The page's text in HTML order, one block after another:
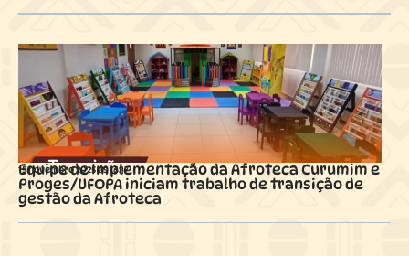
15 novembro 2025 ás16:17
Equipe de Implementação da Afroteca Curumim e
Proges/UFOPA iniciam trabalho de transição de
gestão da Afroteca